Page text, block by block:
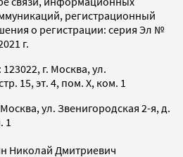
регистрационный
о регистрации: серия Эл №
г.
г. Москва, ул.
15, эт. 4, пом. X, ком. 1
ул. Звенигородская 2-я, д.
1
Николай Дмитриевич